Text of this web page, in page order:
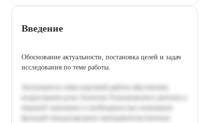
Введение
Обоснование актуальности, постановка целей и задач
исследования по теме работы.